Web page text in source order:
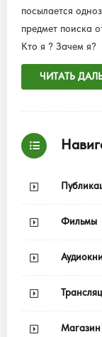
посылается
предмет поиска
Кто я ? Зачем я?
ЧИТАТЬ
Фильмы
Магазин